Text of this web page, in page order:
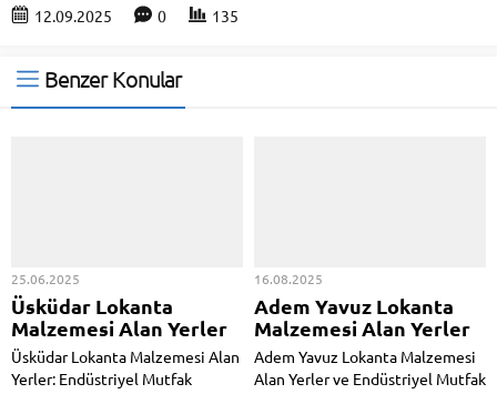
12.09.2025
0 135
Benzer Konular
25.06.2025
Üsküdar Lokanta
Malzemesi Alan Yerler
Üsküdar Lokanta Malzemesi Alan
Yerler: Endüstriyel Mutfak
16.08.2025
Adem Yavuz Lokanta
Malzemesi Alan Yerler
Adem Yavuz Lokanta Malzemesi
Alan Yerler ve Endüstriyel Mutfak